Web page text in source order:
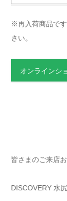
※再入荷商品で
さい。
オンラインシ
皆さまのご来店
DISCOVERY 水尻